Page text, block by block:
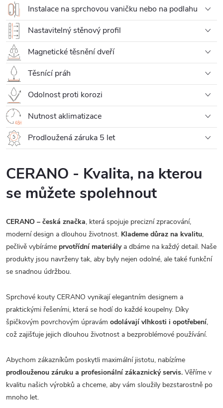
Instalace na sprchovou vaničku nebo na podlahu
Nastavitelný stěnový profil
Magnetické těsnění dveří
Těsnící práh
Odolnost proti korozi
Nutnost aklimatizace
Prodloužená záruka 5 let
CERANO - Kvalita, na kterou
se můžete spolehnout
CERANO – česká značka, která spojuje precizní zpracování,
moderní design a dlouhou životnost. Klademe důraz na kvalitu,
pečlivě vybíráme prvotřídní materiálya dbáme na každý detail. Naše
produkty jsou navrženy tak, aby byly nejen odolné, ale také funkční
se snadnou údržbou.
Sprchové kouty CERANO vynikají elegantním designem a
praktickými řešeními, která se hodí do každé koupelny. Díky
špičkovým povrchovým úpravám odolávají vlhkosti i opotřebení,
což zajišťuje jejich dlouhou životnost a bezproblémové používání.
Abychom zákazníkům poskytli maximální jistotu, nabízíme
prodlouženou záruku a profesionální zákaznický servis. Věříme v
kvalitu našich výrobků a chceme, aby vám sloužily bezstarostně po
mnoho let.